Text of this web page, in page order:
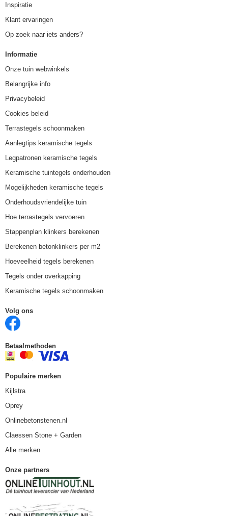
Inspiratie
Klant ervaringen
Op zoek naar iets anders?
Informatie
Onze tuin webwinkels
Belangrijke info
Privacybeleid
Cookies beleid
Terrastegels schoonmaken
Aanlegtips keramische tegels
Legpatronen keramische tegels
Keramische tuintegels onderhouden
Mogelijkheden keramische tegels
Onderhoudsvriendelijke tuin
Hoe terrastegels vervoeren
Stappenplan klinkers berekenen
Berekenen betonklinkers per m2
Hoeveelheid tegels berekenen
Tegels onder overkapping
Keramische tegels schoonmaken
Volg ons
Betaalmethoden
Populaire merken
Kijlstra
Oprey
Onlinebetonstenen.nl
Claessen Stone + Garden
Alle merken
Onze partners